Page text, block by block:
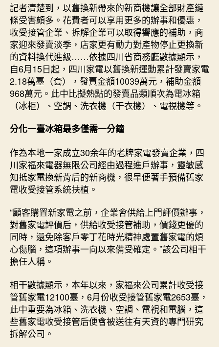
記者清楚到，以舊換新帶來的新商機讓全部財產鏈
條受害頗多。花費者可以享用更多的辦事和優惠，
收受接管企業、拆解企業可以取得響應的補助，商
家迎來發賣淡季，店家更有動力對產物停止更換新
的資料換代進級……依據四川省商務廳數據顯示，
自6月15日起，四川家電以舊換新運動累計發賣家電
2.18萬臺（套），發賣金額10039萬元，補助金額
968萬元。此中比擬熱點的發賣品類順次為電冰箱
（冰柜）、空調、洗衣機（干衣機）、電視機等。
分化一臺冰箱最多僅需一分鐘
作為本地一家成立30余年的老牌家電發賣企業，四
川家福來電器無限公司經由過程進戶辦事，靈敏感
知抵家電換新背后的新商機，很早便著手預備舊家
電收受接管系統扶植。
“顧客購置新家電之前，企業會供給上門評價辦事，
對舊家電評價后，供給收受接管補助，價錢更優的
同時，還免除客戶零丁花時光精神處置舊家電的煩
心傷腦，這項辦事一向以來備受確定。”該公司相干
擔任人稱。
相干數據顯示，本年以來，家福來公司累計收受接
管舊家電12100臺，6月份收受接管舊家電2653臺，
此中重要為冰箱、洗衣機、空調、電視和電腦，這
些舊家電收受接管后便會被送往有天資的專門研究
拆解公司。